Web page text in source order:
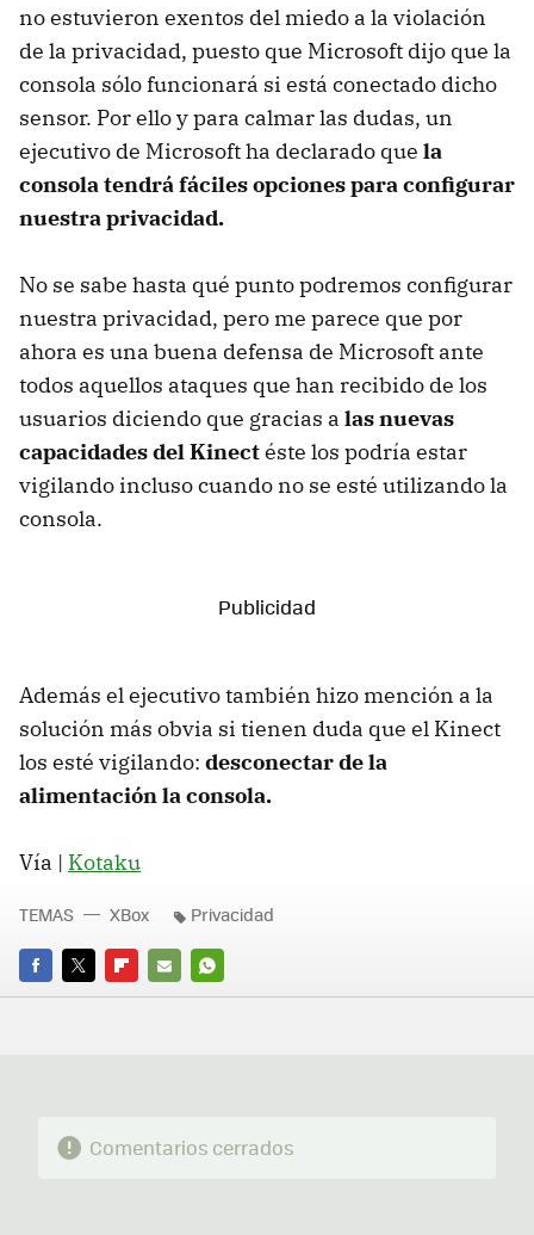
no estuvieron exentos del miedo a la violación
de la privacidad, puesto que Microsoft dijo que la
consola sólo funcionará si está conectado dicho
sensor. Por ello y para calmar las dudas, un
ejecutivo de Microsoft ha declarado que la
consola tendrá fáciles opciones para configurar
nuestra privacidad.
No se sabe hasta qué punto podremos configurar
nuestra privacidad, pero me parece que por
ahora es una buena defensa de Microsoft ante
todos aquellos ataques que han recibido de los
usuarios diciendo que gracias a las nuevas
capacidades del Kinectéste los podría estar
vigilando incluso cuando no se esté utilizando la
consola.
Además el ejecutivo también hizo mención a la
solución más obvia si tienen duda que el Kinect
los esté vigilando: desconectar de la
alimentación la consola.
Vía | Kotaku
FACEBOOK
TWITTERFLIPBOARD
E-
WHATSAPP
TEMAS XBox Privacidad
Comentarios cerrados